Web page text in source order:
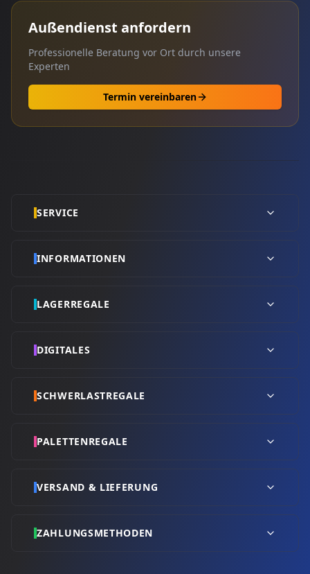
Außendienst anfordern
Professionelle Beratung vor Ort durch unsere
Experten
Termin vereinbaren
SERVICE
INFORMATIONEN
LAGERREGALE
DIGITALES
SCHWERLASTREGALE
PALETTENREGALE
VERSAND & LIEFERUNG
ZAHLUNGSMETHODEN